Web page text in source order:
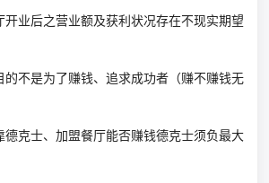
业后之营业额及获利状况存在不现实期望
不是为了赚钱、追求成功者（赚不赚钱无
德克士、加盟餐厅能否赚钱德克士须负最大